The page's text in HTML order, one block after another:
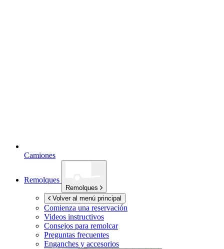
Camiones
Remolques
Remolques
Volver al menú principal
Comienza una reservación
Videos instructivos
Consejos para remolcar
Preguntas frecuentes
Enganches y accesorios